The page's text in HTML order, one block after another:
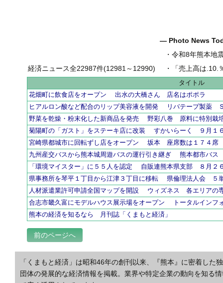
― Photo News
・令和8年熊本地
・
「売上高は.10.％増の
経済ニュース全22987件(12981～12990)
タイトル
花畑町に飲食店をオープン 出水の大橋さん 店名はポポラ
ヒアルロン酸など配合のリップ美容液を開発 リバテープ製薬
野菜を乾燥・粉末化した新商品を発売 野彩八巻 原料に特別栽
菊陽町の「ガスト」をステーキ店に改装 すかいらーく ９月１
宮崎県都城市に回転ずし店をオープン 坂本 座席数は１７４席
九州産交バスから熊本城周遊バスの運行引き継ぎ 熊本都市バ
「環境マイスター」に５５人を認定 自販連熊本県支部 ８月２
県事務所を琴平１丁目から江津３丁目に移転 県倫理法人会
人材派遣業許可申請全国マップを開設 ウィズネス 各エリアの
合志市畿久富にモデルハウス展示場をオープン トータルインフ
熊本の経済を知るなら 月刊誌「くまもと経済」
前のページへ
「くまもと経済」は昭和46年の創刊以来、『熊本』に密着し
団体の発展的な経済情報を掲載。業界や特定企業の動向を知る